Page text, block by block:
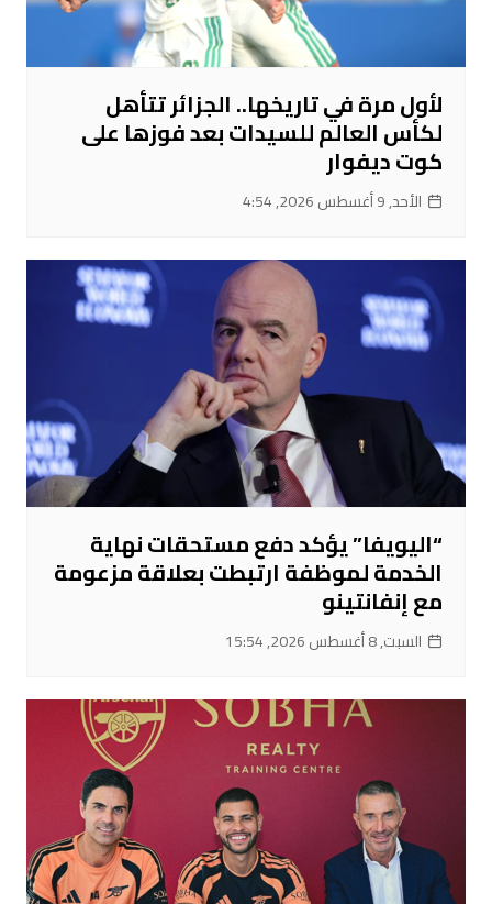
لأول مرة في تاريخها.. الجزائر تتأهل
لكأس العالم للسيدات بعد فوزها على
كوت ديفوار
الأحد, 9 أغسطس 2026, 4:54
“اليويفا” يؤكد دفع مستحقات نهاية
الخدمة لموظفة ارتبطت بعلاقة مزعومة
مع إنفانتينو
السبت, 8 أغسطس 2026, 15:54